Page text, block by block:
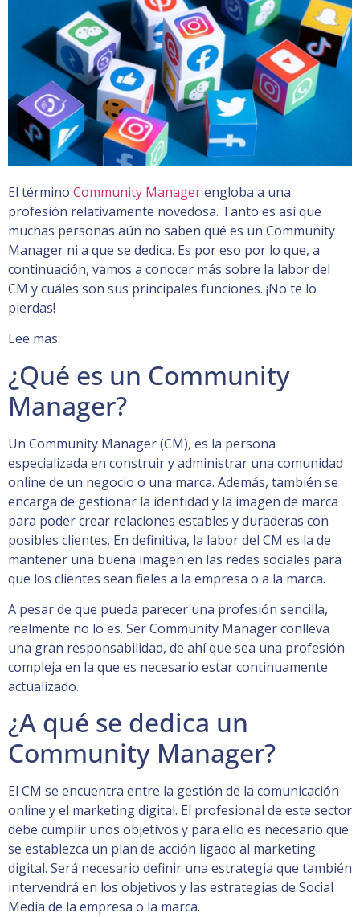
El término Community Managerengloba a una
profesión relativamente novedosa. Tanto es así que
muchas personas aún no saben qué es un Community
Manager ni a que se dedica. Es por eso por lo que, a
continuación, vamos a conocer más sobre la labor del
CM y cuáles son sus principales funciones. ¡No te lo
pierdas!
Lee mas:
¿Qué es un Community
Manager?
Un Community Manager (CM), es la persona
especializada en construir y administrar una comunidad
online de un negocio o una marca. Además, también se
encarga de gestionar la identidad y la imagen de marca
para poder crear relaciones estables y duraderas con
posibles clientes. En definitiva, la labor del CM es la de
mantener una buena imagen en las redes sociales para
que los clientes sean fieles a la empresa o a la marca.
A pesar de que pueda parecer una profesión sencilla,
realmente no lo es. Ser Community Manager conlleva
una gran responsabilidad, de ahí que sea una profesión
compleja en la que es necesario estar continuamente
actualizado.
¿A qué se dedica un
Community Manager?
El CM se encuentra entre la gestión de la comunicación
online y el marketing digital. El profesional de este sector
debe cumplir unos objetivos y para ello es necesario que
se establezca un plan de acción ligado al marketing
digital. Será necesario definir una estrategia que también
intervendrá en los objetivos y las estrategias de Social
Media de la empresa o la marca.